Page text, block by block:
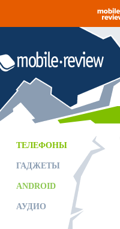
ТЕЛЕФОНЫ
ГАДЖЕТЫ
ANDROID
АУДИО